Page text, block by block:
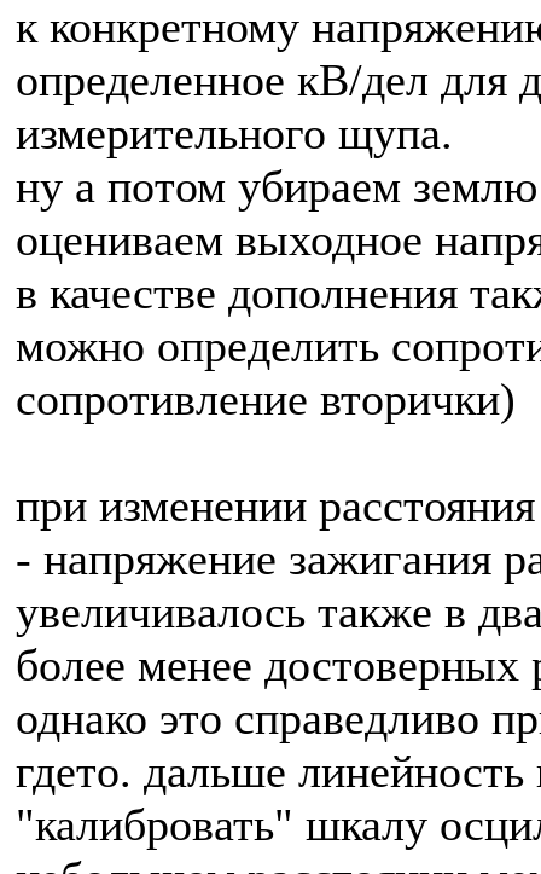
к конкретному
определенное кВ/дел для
измерительного щупа.
ну а потом убираем
оцениваем выходное
в качестве дополнения
можно определить
сопротивление вторички)
при изменении
- напряжение зажигания
увеличивалось также в
более менее достоверных
однако это справедливо
гдето. дальше
"калибровать" шкалу